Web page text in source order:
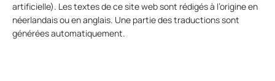
artificielle). Les textes de ce site web sont rédigés à l’origine en
néerlandais ou en anglais. Une partie des traductions sont
générées automatiquement.